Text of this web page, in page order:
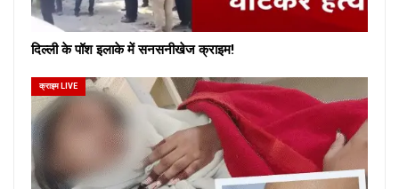
दिल्ली के पॉश इलाके में सनसनीखेज क्राइम!
क्राइम LIVE